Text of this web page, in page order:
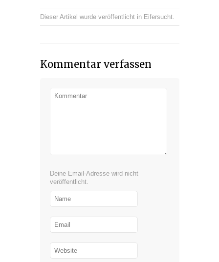
Dieser Artikel wurde veröffentlicht in Eifersucht.
Kommentar verfassen
Deine Email-Adresse wird nicht
veröffentlicht.